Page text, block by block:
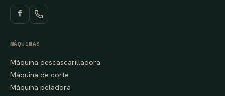
MÁQUINAS
Máquina descascarilladora
Máquina de corte
Máquina peladora